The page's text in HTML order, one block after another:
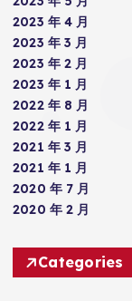
2023 年 4 月
2023 年 3 月
2023 年 2 月
2023 年 1 月
2022 年 8 月
2022 年 1 月
2021 年 3 月
2021 年 1 月
2020 年 7 月
2020 年 2 月
Categories